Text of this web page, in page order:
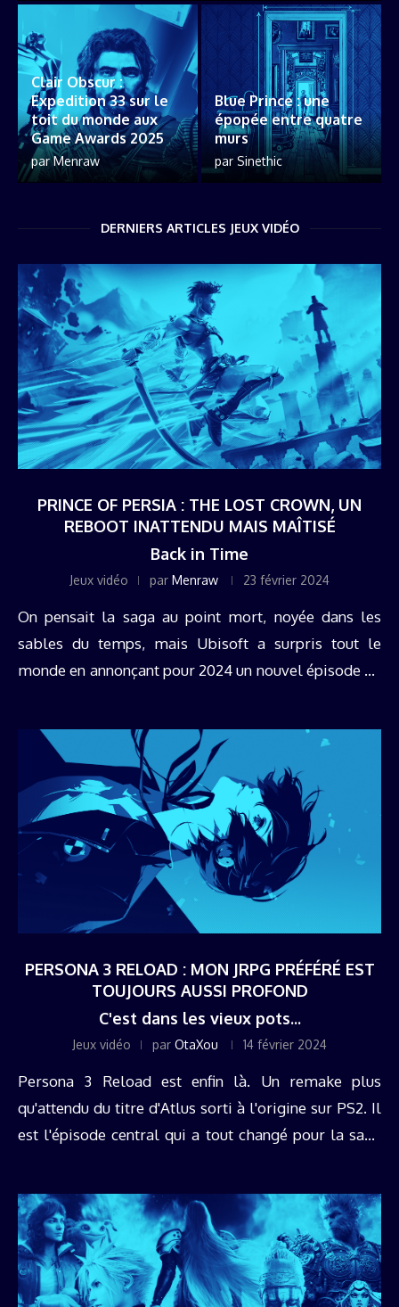
Clair Obscur :
Expedition 33 sur le
toit du monde aux
Game Awards 2025
parMenraw
Blue Prince : une
épopée entre quatre
murs
par Sinethic
DERNIERS ARTICLES JEUX VIDÉO
PRINCE OF PERSIA : THE LOST CROWN, UN
REBOOT INATTENDU MAIS MAÎTISÉ
Back in Time
Jeux vidéo par Menraw 23 février 2024
On pensait la saga au point mort, noyée dans les
sables du temps, mais Ubisoft a surpris tout le
monde en annonçant pour 2024 un nouvel épisode de
PERSONA 3 RELOAD : MON JRPG PRÉFÉRÉ EST
TOUJOURS AUSSI PROFOND
C'est dans les vieux pots...
Jeux vidéo par OtaXou 14 février 2024
Persona 3 Reload est enfin là. Un remake plus
qu'attendu du titre d'Atlus sorti à l'origine sur PS2. Il
est l'épisode central qui a tout changé pour la saga